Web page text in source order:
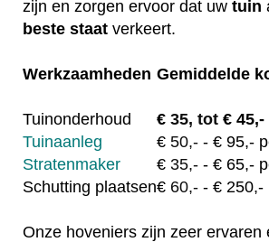
zijn en zorgen ervoor dat uw tuin
beste staat verkeert.
Werkzaamheden Gemiddelde
Tuinonderhoud € 35, tot €
Tuinaanleg
€ 50,- - € 95,-
Stratenmaker
€ 35,- - € 65,-
Schutting plaatsen€ 60,- - € 250,-
Onze hoveniers zijn zeer ervaren